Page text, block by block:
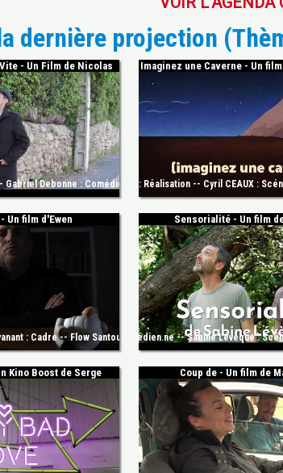
dernière projection
- Un Film de Nicolas
Debonne : Comédien.ne -- Valentin Canet : Figuration --
Imaginez une Caverne - Un
-- Yann van der Cruyssen : Réalisation -- Cyril CEAUX :
Kinoites : Maxime Guis : Réalisation --
Un film d'Ewen
: Cadre -- Flow Santouil : Prise de son -- Alice Mascaro :
Sensorialité - Un film
-- Maxime Guis : Comédien.ne -- Sabine Lévèque :
Kinoites : Bryce Denninger : Cadre --
Kino Boost de Serge Coup de - Un film de